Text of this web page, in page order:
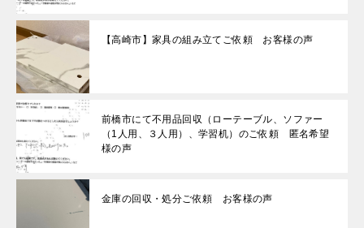
【高崎市】家具の組み立てご依頼 お客様の声
前橋市にて不用品回収（ローテーブル、ソファー
（1人用、３人用）、学習机）のご依頼 匿名希望
様の声
金庫の回収・処分ご依頼 お客様の声